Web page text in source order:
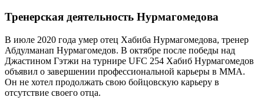
Тренерская деятельность Нурмагомедова
В июле 2020 года умер отец Хабиба Нурмагомедова, тренер
Абдулманап Нурмагомедов. В октябре после победы над
Джастином Гэтжи на турнире UFC 254 Хабиб Нурмагомедов
объявил о завершении профессиональной карьеры в MMA.
Он не хотел продолжать свою бойцовскую карьеру в
отсутствие своего отца.